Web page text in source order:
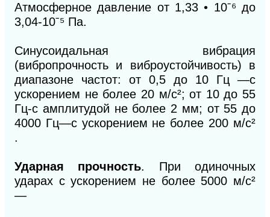
Атмосферное давление от 1,33• 10ˉ⁶ до
3,04-10ˉ⁵ Па.
Синусоидальная вибрация
(вибропрочность и виброустойчивость) в
диапазоне частот: от 0,5 до 10 Гц —с
ускорением не более 20 м/с²; от 10 до 55
Гц-с амплитудой не более 2 мм; от 55 до
4000 Гц—с ускорением не более 200 м/с²
.
Ударная прочность. При одиночных
ударах с ускорением не более 5000 м/с²
—